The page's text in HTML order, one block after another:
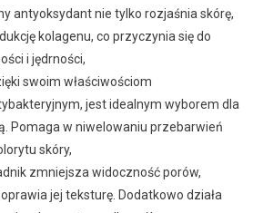
antyoksydant nie tylko rozjaśnia skórę,
kolagenu, co przyczynia się do
i jędrności,
swoim właściwościom
jest idealnym wyborem dla
Pomaga w niwelowaniu przebarwień
skóry,
zmniejsza widoczność porów,
jej teksturę. Dodatkowo działa